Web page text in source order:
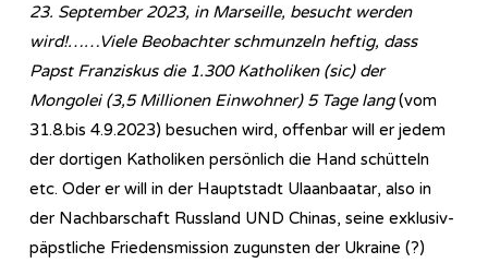
23. September 2023, in Marseille, besucht werden
wird!……Viele Beobachter schmunzeln heftig, dass
Papst Franziskus die 1.300 Katholiken (sic) der
Mongolei (3,5 Millionen Einwohner) 5 Tage lang(vom
31.8.bis 4.9.2023) besuchen wird, offenbar will er jedem
der dortigen Katholiken persönlich die Hand schütteln
etc. Oder er will in der Hauptstadt Ulaanbaatar, also in
der Nachbarschaft Russland UND Chinas, seine exklusiv-
päpstliche Friedensmission zugunsten der Ukraine (?)